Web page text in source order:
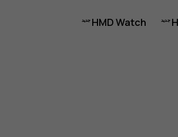
HMD Watch